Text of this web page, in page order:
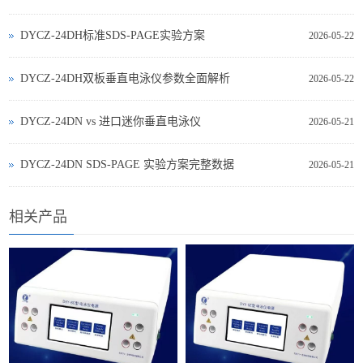
2026-05-22
DYCZ-24DH标准SDS-PAGE实验方案
2026-05-22
DYCZ-24DH双板垂直电泳仪参数全面解析
2026-05-21
DYCZ‑24DN vs 进口迷你垂直电泳仪
2026-05-21
DYCZ‑24DN SDS‑PAGE 实验方案完整数据
相关产品